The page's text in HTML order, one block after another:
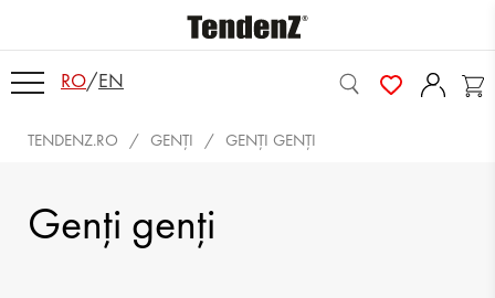
RO/EN
TENDENZ.RO GENȚI GENȚI GENȚI
Genți genți